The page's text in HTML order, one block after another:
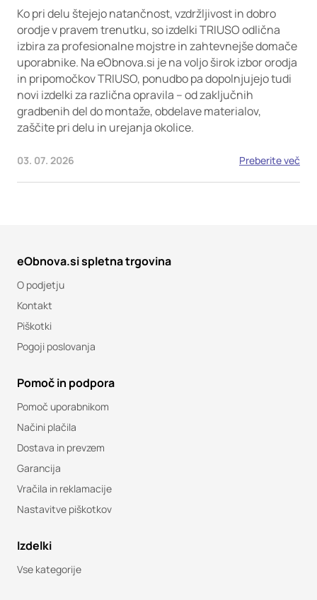
Ko pri delu štejejo natančnost, vzdržljivost in dobro
orodje v pravem trenutku, so izdelki TRIUSO odlična
izbira za profesionalne mojstre in zahtevnejše domače
uporabnike. Na eObnova.si je na voljo širok izbor orodja
in pripomočkov TRIUSO, ponudbo pa dopolnjujejo tudi
novi izdelki za različna opravila – od zaključnih
gradbenih del do montaže, obdelave materialov,
zaščite pri delu in urejanja okolice.
03. 07. 2026 Preberite več
eObnova.si spletna trgovina
O podjetju
Kontakt
Piškotki
Pogoji poslovanja
Pomoč in podpora
Pomoč uporabnikom
Načini plačila
Dostava in prevzem
Garancija
Vračila in reklamacije
Nastavitve piškotkov
Izdelki
Vse kategorije